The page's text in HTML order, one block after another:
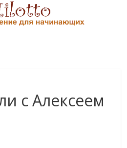
с Алексеем